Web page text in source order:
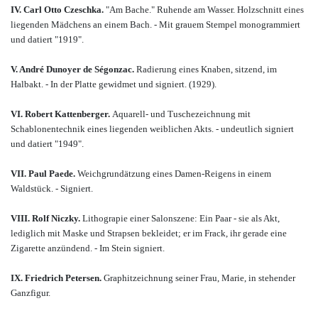
IV. Carl Otto Czeschka. "Am Bache." Ruhende am Wasser. Holzschnitt eines
liegenden Mädchens an einem Bach. - Mit grauem Stempel monogrammiert
und datiert "1919".
V. André Dunoyer de Ségonzac. Radierung eines Knaben, sitzend, im
Halbakt. - In der Platte gewidmet und signiert. (1929).
VI. Robert Kattenberger. Aquarell- und Tuschezeichnung mit
Schablonentechnik eines liegenden weiblichen Akts. - undeutlich signiert
und datiert "1949".
VII. Paul Paede. Weichgrundätzung eines Damen-Reigens in einem
Waldstück. - Signiert.
VIII. Rolf Niczky. Lithograpie einer Salonszene: Ein Paar - sie als Akt,
lediglich mit Maske und Strapsen bekleidet; er im Frack, ihr gerade eine
Zigarette anzündend. - Im Stein signiert.
IX. Friedrich Petersen. Graphitzeichnung seiner Frau, Marie, in stehender
Ganzfigur.